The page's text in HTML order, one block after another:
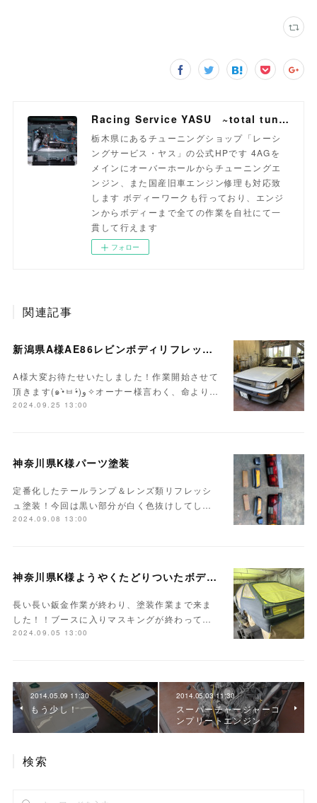
Racing Service YASU ~total tuning proshop~
栃木県にあるチューニングショップ「レーシ
ングサービス・ヤス」の公式HPです 4AGを
メインにオーバーホールからチューニングエ
ンジン、また国産旧車エンジン修理も対応致
します ボディーワークも行っており、エンジ
ンからボディーまで全ての作業を自社にて一
貫して行えます
フォロー
関連記事
新潟県A様AE86レビンボディリフレッシュ作業開始！！
A様大変お待たせいたしました！作業開始させて
頂きます(๑•̀ㅂ•́)و✧オーナー様言わく、命より…
2024.09.25 13:00
神奈川県K様パーツ塗装
定番化したテールランプ＆レンズ類リフレッシ
ュ塗装！今回は黒い部分が白く色抜けしてし…
2024.09.08 13:00
神奈川県K様ようやくたどりついたボディ塗装
長い長い鈑金作業が終わり、塗装作業まで来ま
した！！ブースに入りマスキングが終わって…
2024.09.05 13:00
2014.05.09 11:30
もう少し！
2014.05.03 11:30
スーパーチャージャーコ
ンプリートエンジン
検索